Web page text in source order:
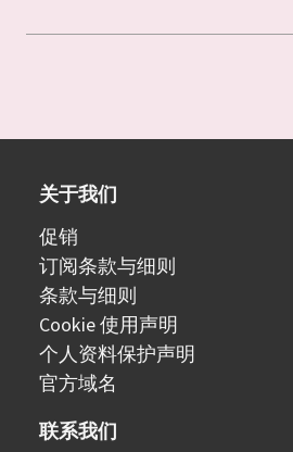
关于我们
促销
订阅条款与细则
条款与细则
Cookie 使用声明
个人资料保护声明
官方域名
联系我们